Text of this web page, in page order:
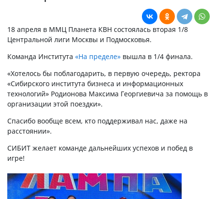
18 апреля в ММЦ Планета КВН состоялась вторая 1/8
Центральной лиги Москвы и Подмосковья.
Команда Института «На пределе» вышла в 1/4 финала.
«Хотелось бы поблагодарить, в первую очередь, ректора
«Сибирского института бизнеса и информационных
технологий» Родионова Максима Георгиевича за помощь в
организации этой поездки».
Спасибо вообще всем, кто поддерживал нас, даже на
расстоянии».
СИБИТ желает команде дальнейших успехов и побед в
игре!